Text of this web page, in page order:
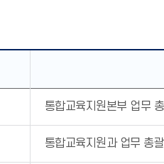
통합교육지원본부 업무
통합교육지원과 업무 총괄